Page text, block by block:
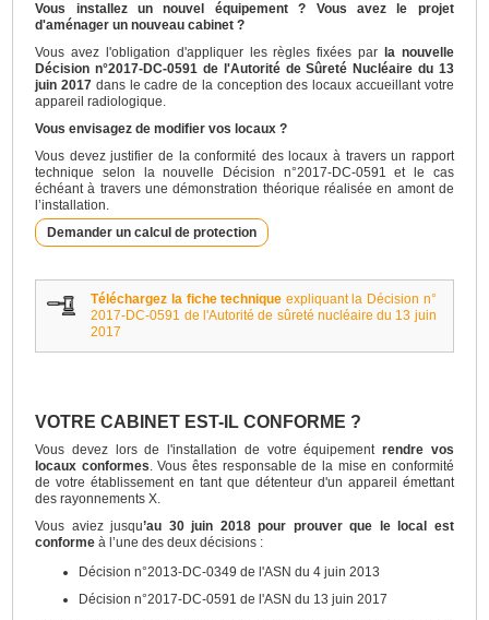
Vous installez un nouvel équipement ? Vous avez le projet
d'aménager un nouveau cabinet ?
Vous avez l'obligation d'appliquer les règles fixées par la nouvelle
Décision n°2017-DC-0591 de l'Autorité de Sûreté Nucléaire du 13
juin 2017dans le cadre de la conception des locaux accueillant votre
appareil radiologique.
Vous envisagez de modifier vos locaux ?
Vous devez justifier de la conformité des locaux à travers un rapport
technique selon la nouvelle Décision n°2017-DC-0591 et le cas
échéant à travers une démonstration théorique réalisée en amont de
l’installation.
Demander un calcul de protection
Téléchargez la fiche technique expliquant la Décision n°
2017-DC-0591 de l'Autorité de sûreté nucléaire du 13 juin
2017
VOTRE CABINET EST-IL CONFORME ?
Vous devez lors de l'installation de votre équipementrendre vos
locaux conformes. Vous êtes responsable de la mise en conformité
de votre établissement en tant que détenteur d'un appareil émettant
des rayonnements X.
Vous aviez jusqu’au 30 juin 2018 pour prouver que le local est
conforme à l’une des deux décisions :
Décision n°2013-DC-0349 de l'ASN du 4 juin 2013
Décision n°2017-DC-0591 de l'ASN du 13 juin 2017